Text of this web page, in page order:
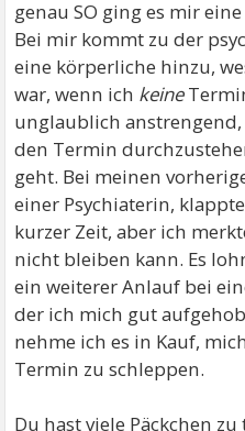
genau SO ging es mir
Bei mir kommt zu der
eine körperliche hinzu,
war, wenn ich keine
unglaublich anstrengend,
den Termin
geht. Bei meinen
einer Psychiaterin,
kurzer Zeit, aber ich
nicht bleiben kann. Es
ein weiterer Anlauf bei
der ich mich gut
nehme ich es in Kauf,
Termin zu schleppen.
Du hast viele Päckchen